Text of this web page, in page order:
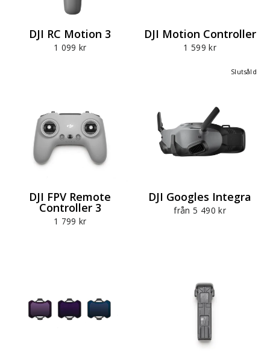
DJI RC Motion 3
1 099 kr
DJI Motion Controller
1 599 kr
DJI FPV Remote
Controller 3
1 799 kr
Slutsåld
DJI Googles Integra
från 5 490 kr